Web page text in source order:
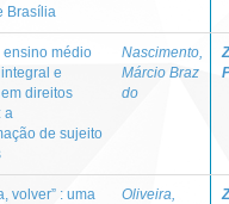
Brasília
ensino médio
e
direitos
a
de sujeito
Nascimento,
Márcio Braz
do
volver” : uma
Oliveira,